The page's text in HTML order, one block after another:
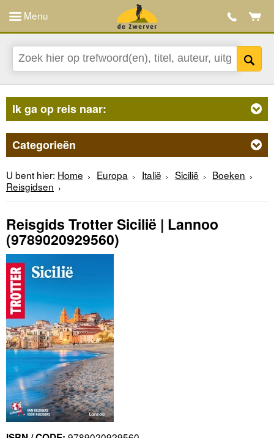
Menu
Ik ga op reis naar:
Categorieën
U bent hier: Home Europa Italië Sicilië
Boeken
Reisgidsen
Reisgids Trotter Sicilië | Lannoo
(9789020929560)